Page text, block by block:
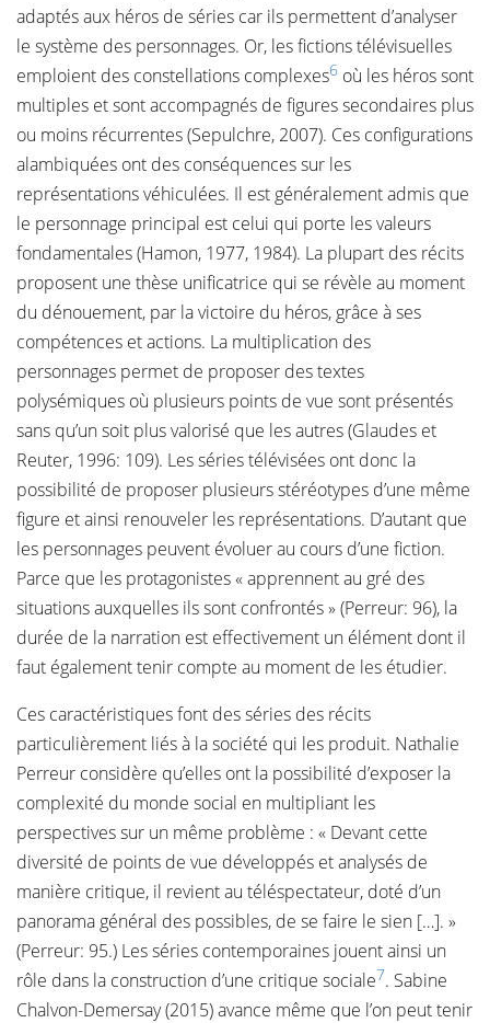
adaptés aux héros de séries car ils permettent d’analyser
le système des personnages. Or, les fictions télévisuelles
emploient des constellations complexes6 où les héros sont
multiples et sont accompagnés de figures secondaires plus
ou moins récurrentes (Sepulchre, 2007). Ces configurations
alambiquées ont des conséquences sur les
représentations véhiculées. Il est généralement admis que
le personnage principal est celui qui porte les valeurs
fondamentales (Hamon, 1977, 1984). La plupart des récits
proposent une thèse unificatrice qui se révèle au moment
du dénouement, par la victoire du héros, grâce à ses
compétences et actions. La multiplication des
personnages permet de proposer des textes
polysémiques où plusieurs points de vue sont présentés
sans qu’un soit plus valorisé que les autres (Glaudes et
Reuter, 1996: 109). Les séries télévisées ont donc la
possibilité de proposer plusieurs stéréotypes d’une même
figure et ainsi renouveler les représentations. D’autant que
les personnages peuvent évoluer au cours d’une fiction.
Parce que les protagonistes « apprennent au gré des
situations auxquelles ils sont confrontés » (Perreur: 96), la
durée de la narration est effectivement un élément dont il
faut également tenir compte au moment de les étudier.
Ces caractéristiques font des séries des récits
particulièrement liés à la société qui les produit. Nathalie
Perreur considère qu’elles ont la possibilité d’exposer la
complexité du monde social en multipliant les
perspectives sur un même problème : « Devant cette
diversité de points de vue développés et analysés de
manière critique, il revient au téléspectateur, doté d’un
panorama général des possibles, de se faire le sien […]. »
(Perreur: 95.) Les séries contemporaines jouent ainsi un
rôle dans la construction d’une critique sociale7. Sabine
Chalvon-Demersay (2015) avance même que l’on peut tenir